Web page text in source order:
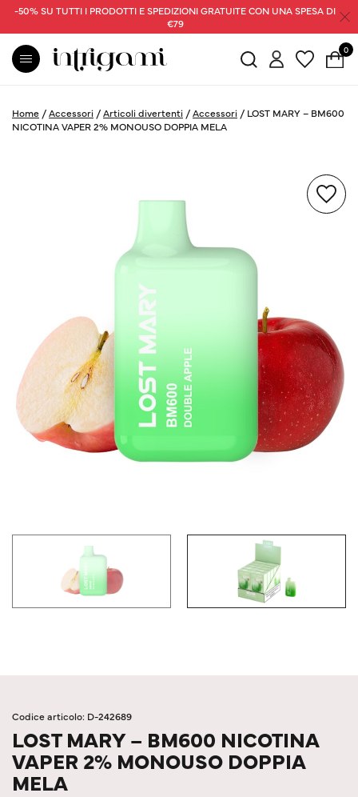
-50% SU TUTTI I PRODOTTI E SPEDIZIONI GRATUITE CON UNA SPESA DI
€79
0
Home /Accessori /Articoli divertenti /Accessori / LOST MARY – BM600
NICOTINA VAPER 2% MONOUSO DOPPIA MELA
Codice articolo: D-242689
LOST MARY – BM600 NICOTINA
VAPER 2% MONOUSO DOPPIA
MELA